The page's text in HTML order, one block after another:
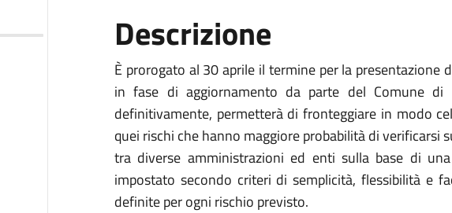
Descrizione
È prorogato al 30 aprile il termine per la presentazione
in fase di aggiornamento da parte del Comune
definitivamente, permetterà di fronteggiare in modo
quei rischi che hanno maggiore probabilità di
tra diverse amministrazioni ed enti sulla base di
impostato secondo criteri di semplicità, flessibilità e
definite per ogni rischio previsto.